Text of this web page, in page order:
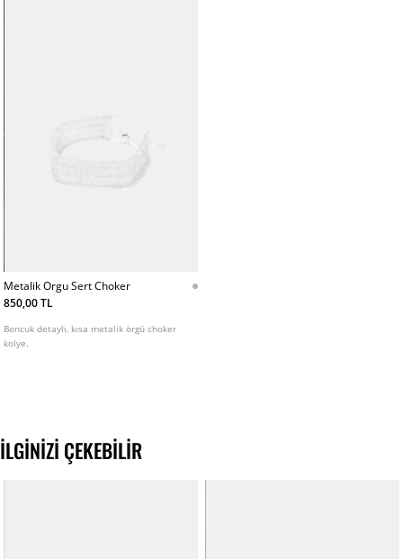
Metalik Orgu Sert Choker
850,00 TL
Boncuk detaylı, kısa metalik örgü choker
kolye.
İLGINIZI ÇEKEBILIR